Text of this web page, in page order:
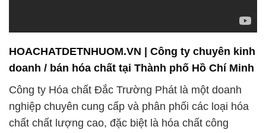
HOACHATDETNHUOM.VN | Công ty chuyên kinh
doanh / bán hóa chất tại Thành phố Hồ Chí Minh
Công ty Hóa chất Đắc Trường Phát là một doanh
nghiệp chuyên cung cấp và phân phối các loại hóa
chất chất lượng cao, đặc biệt là hóa chất công